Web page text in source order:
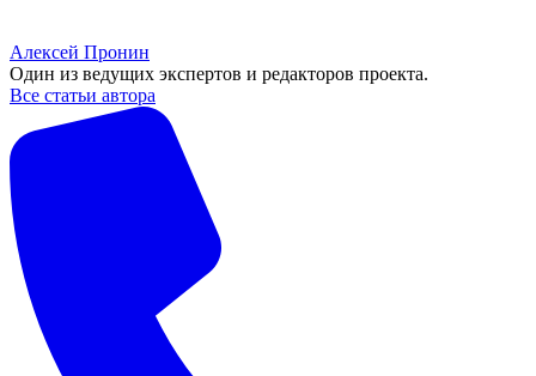
Алексей Пронин
Один из ведущих экспертов и редакторов проекта.
Все статьи автора